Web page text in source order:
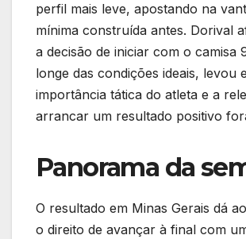
perfil mais leve, apostando na
mínima construída antes. Dorival
a decisão de iniciar com o camisa
longe das condições ideais, levou
importância tática do atleta e a
arrancar um resultado positivo
Panorama da
O resultado em Minas Gerais dá
o direito de avançar à final com